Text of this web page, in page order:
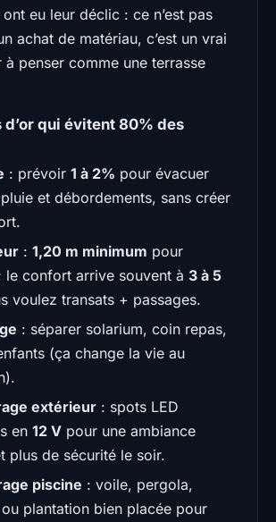
eu leur déclic : ce n’est pas
achat de matériau, c’est un vrai
à penser comme une terrasse
d’or qui évitent 80% des
: prévoir1 à 2% pour évacuer
et débordements, sans créer
:1,20 m minimum pour
le confort arrive souvent à 3 à 5
voulez transats + passages.
: séparer solarium, coin repas,
(ça change la vie au
extérieur : spots LED
en 12 V pour une ambiance
plus de sécurité le soir.
piscine : voile, pergola,
plantation bien placée pour